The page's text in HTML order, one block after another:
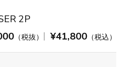
2P
（税抜） ¥41,800 （税込）